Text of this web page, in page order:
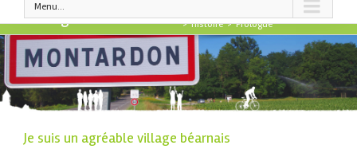
Menu...
Prologue
Montardon
> Histoire > Prologue
Je suis un agréable village béarnais